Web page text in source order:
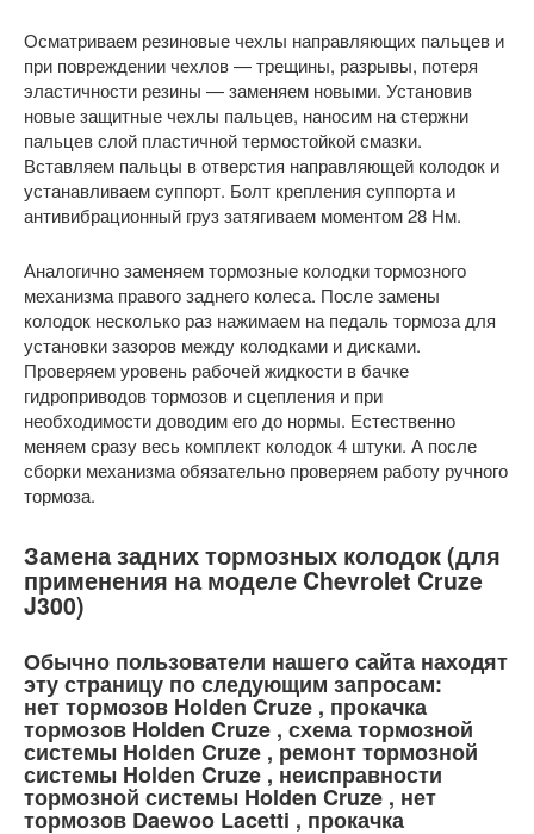
Осматриваем резиновые чехлы направляющих пальцев и
при повреждении чехлов — трещины, разрывы, потеря
эластичности резины — заменяем новыми. Установив
новые защитные чехлы пальцев, наносим на стержни
пальцев слой пластичной термостойкой смазки.
Вставляем пальцы в отверстия направляющей колодок и
устанавливаем суппорт. Болт крепления суппорта и
антивибрационный груз затягиваем моментом 28 Нм.
Аналогично заменяем тормозные колодки тормозного
механизма правого заднего колеса. После замены
колодок несколько раз нажимаем на педаль тормоза для
установки зазоров между колодками и дисками.
Проверяем уровень рабочей жидкости в бачке
гидроприводов тормозов и сцепления и при
необходимости доводим его до нормы. Естественно
меняем сразу весь комплект колодок 4 штуки. А после
сборки механизма обязательно проверяем работу ручного
тормоза.
Замена задних тормозных колодок (для
применения на моделе Chevrolet Cruze
J300)
Обычно пользователи нашего сайта находят
эту страницу по следующим запросам:
нет тормозов Holden Cruze , прокачка
тормозов Holden Cruze , схема тормозной
системы Holden Cruze , ремонт тормозной
системы Holden Cruze , неисправности
тормозной системы Holden Cruze , нет
тормозов Daewoo Lacetti , прокачка